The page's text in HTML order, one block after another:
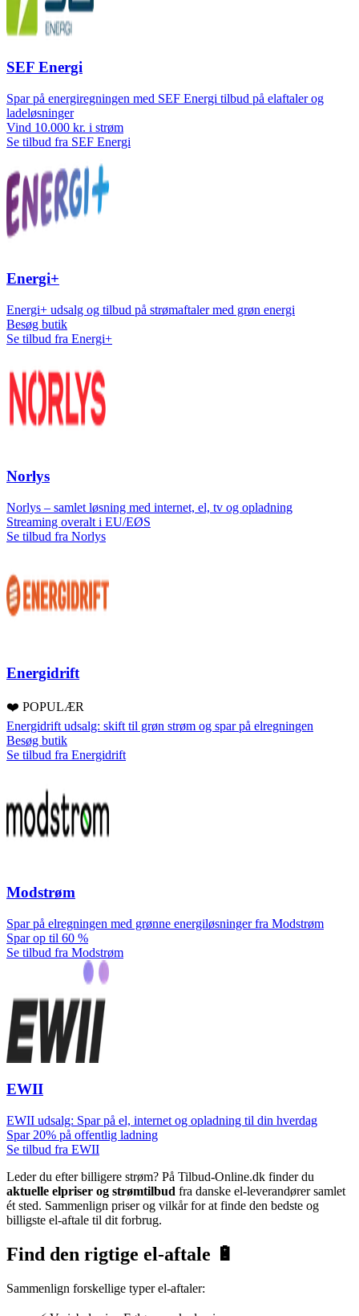
SEF Energi
Spar på energiregningen med SEF Energi tilbud på elaftaler og
ladeløsninger
Vind 10.000 kr. i strøm
Se tilbud fra SEF Energi
Energi+
Energi+ udsalg og tilbud på strømaftaler med grøn energi
Besøg butik
Se tilbud fra Energi+
Norlys
Norlys – samlet løsning med internet, el, tv og opladning
Streaming overalt i EU/EØS
Se tilbud fra Norlys
Energidrift
❤️ POPULÆR
Energidrift udsalg: skift til grøn strøm og spar på elregningen
Besøg butik
Se tilbud fra Energidrift
Modstrøm
Spar på elregningen med grønne energiløsninger fra Modstrøm
Spar op til 60 %
Se tilbud fra Modstrøm
EWII
EWII udsalg: Spar på el, internet og opladning til din hverdag
Spar 20% på offentlig ladning
Se tilbud fra EWII
Leder du efter billigere strøm? På Tilbud-Online.dk finder du
aktuelle elpriser og strømtilbud fra danske el-leverandører samlet
ét sted. Sammenlign priser og vilkår for at finde den bedste og
billigste el-aftale til dit forbrug.
Find den rigtige el-aftale 🔋
Sammenlign forskellige typer el-aftaler: